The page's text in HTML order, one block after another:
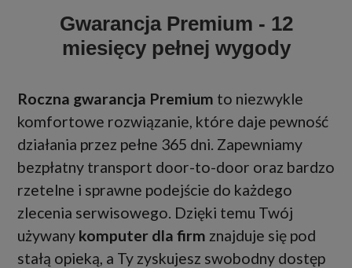
Gwarancja Premium - 12
miesięcy pełnej wygody
Roczna gwarancja Premium to niezwykle
komfortowe rozwiązanie, które daje pewność
działania przez pełne 365 dni. Zapewniamy
bezpłatny transport door-to-door oraz bardzo
rzetelne i sprawne podejście do każdego
zlecenia serwisowego. Dzięki temu Twój
używany komputer dla firm znajduje się pod
stałą opieką, a Ty zyskujesz swobodny dostęp